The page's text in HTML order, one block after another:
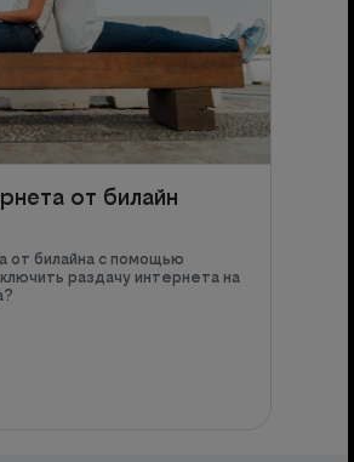
от билайн
от билайна с помощью
раздачу интернета на